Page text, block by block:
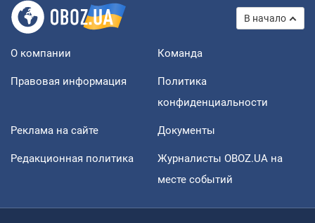
В начало
О компании Команда
Правовая информация
Политика
конфиденциальности
Реклама на сайте Документы
Редакционная политика
Журналисты OBOZ.UA на
месте событий